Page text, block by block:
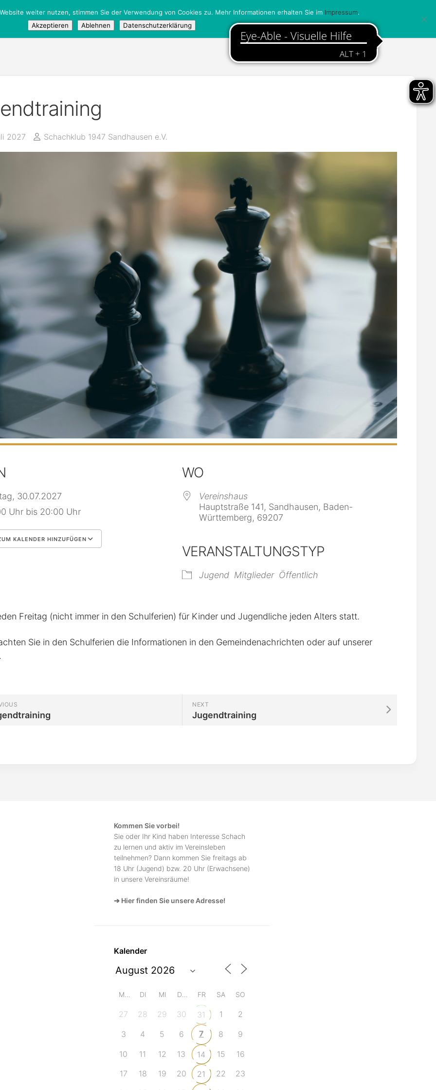
Jugendmeisterschaft
/Öffentlich
2027 Schachklub 1947 Sandhausen e.V.
30.07.2027
Uhr bis 20:00 Uhr
KALENDER HINZUFÜGEN
iCalendar
WO
Vereinshaus
Hauptstraße 141, Sandhausen, Baden-
Württemberg, 69207
VERANSTALTUNGSTYP
Jugend Mitglieder Öffentlich
Freitag (nicht immer in den Schulferien) für Kinder und Jugendliche jeden Alters statt.
Sie in den Schulferien die Informationen in den Gemeindenachrichten oder auf unserer
NEXT
Jugendtraining
Kommen Sie vorbei!
Sie oder Ihr Kind haben Interesse Schach
zu lernen und aktiv im Vereinsleben
teilnehmen? Dann kommen Sie freitags ab
18 Uhr (Jugend) bzw. 20 Uhr (Erwachsene)
in unsere Vereinsräume!
➔ Hier finden Sie unsere Adresse!
Kalender
MO DI MI DO FR SA SO
27 28 29 30 31 1 2
3 4 5 6 7 8 9
10 11 12 13 14 15
16
17
18 19 20 21 22
23
weiter nutzen, stimmen Sie der Verwendung von Cookies zu. Mehr Informationen erhalten Sie im Impressum.
Akzeptieren
Ablehnen Datenschutzerklärung